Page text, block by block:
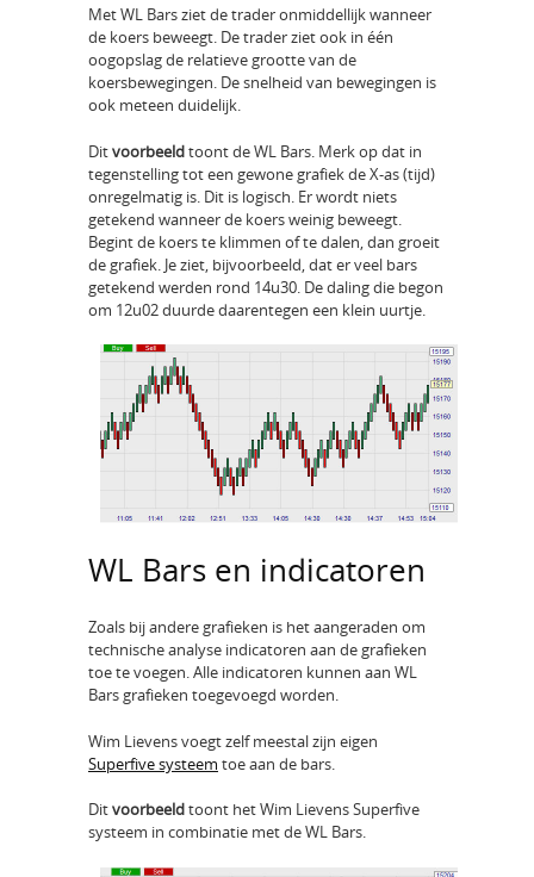
Met WL Bars ziet de trader onmiddellijk wanneer
de koers beweegt. De trader ziet ook in één
oogopslag de relatieve grootte van de
koersbewegingen. De snelheid van bewegingen is
ook meteen duidelijk.
Ditvoorbeeldtoont de WL Bars. Merk op dat in
tegenstelling tot een gewone grafiek de X-as (tijd)
onregelmatig is. Dit is logisch. Er wordt niets
getekend wanneer de koers weinig beweegt.
Begint de koers te klimmen of te dalen, dan groeit
de grafiek. Je ziet, bijvoorbeeld, dat er veel bars
getekend werden rond 14u30. De daling die begon
om 12u02 duurde daarentegen een klein uurtje.
WL Bars en indicatoren
Zoals bij andere grafieken is het aangeraden om
technische analyse indicatoren aan de grafieken
toe te voegen. Alle indicatoren kunnen aan WL
Bars grafieken toegevoegd worden.
Wim Lievens voegt zelf meestal zijn eigen
Superfive systeem toe aan de bars.
Ditvoorbeeldtoont het Wim Lievens Superfive
systeem in combinatie met de WL Bars.